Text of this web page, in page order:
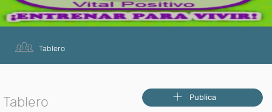
Tablero
Tablero Publica